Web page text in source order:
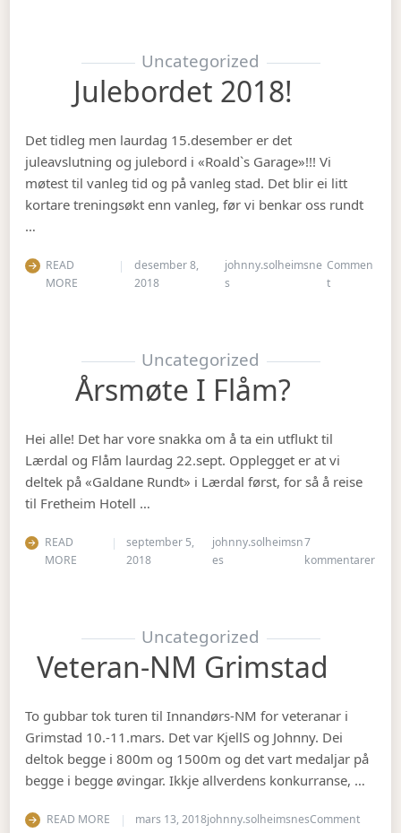
Uncategorized
Julebordet 2018!
Det tidleg men laurdag 15.desember er det
juleavslutning og julebord i «Roald`s Garage»!!! Vi
møtest til vanleg tid og på vanleg stad. Det blir ei litt
kortare treningsøkt enn vanleg, før vi benkar oss rundt
…
READ
MORE
desember 8,
2018
johnny.solheimsne
s
Commen
ton Julebordet
Uncategorized
Årsmøte I Flåm?
Hei alle! Det har vore snakka om å ta ein utflukt til
Lærdal og Flåm laurdag 22.sept. Opplegget er at vi
deltek på «Galdane Rundt» i Lærdal først, for så å reise
til Fretheim Hotell …
READ
MORE
september 5,
2018
johnny.solheimsn
es
7
kommentarertil
Uncategorized
Veteran-NM Grimstad
To gubbar tok turen til Innandørs-NM for veteranar i
Grimstad 10.-11.mars. Det var KjellS og Johnny. Dei
deltok begge i 800m og 1500m og det vart medaljar på
begge i begge øvingar. Ikkje allverdens konkurranse, …
READ MORE mars 13, 2018johnny.solheimsnesCommenton